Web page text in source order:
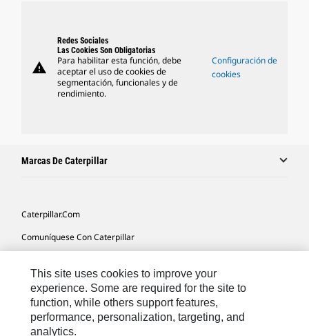
warning
Redes Sociales
Las Cookies Son Obligatorias
Para habilitar esta función, debe
aceptar el uso de cookies de
segmentación, funcionales y de
rendimiento.
Configuración de
cookies
Marcas De Caterpillar
Caterpillar.com
Comuníquese Con Caterpillar
Mapa Del Sitio
Cookie Settings
Avisos Legales
This site uses cookies to improve your
experience. Some are required for the site to
function, while others support features,
performance, personalization, targeting, and
analytics.